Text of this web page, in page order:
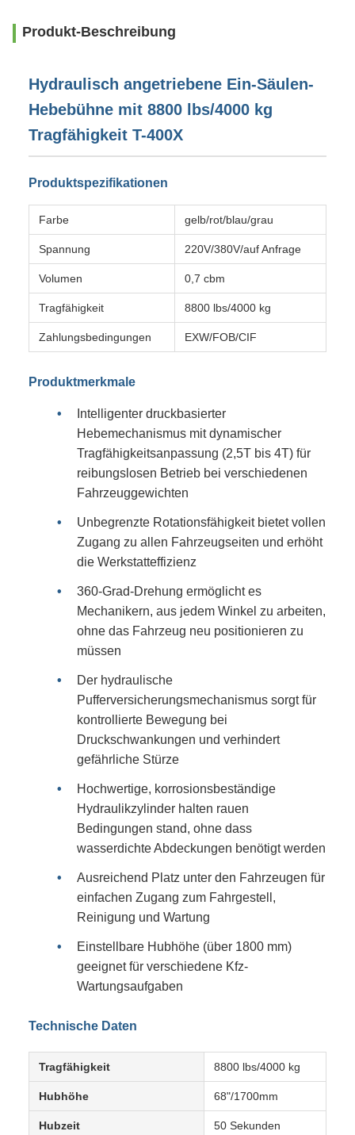
Produkt-Beschreibung
Hydraulisch angetriebene Ein-Säulen-
Hebebühne mit 8800 lbs/4000 kg
Tragfähigkeit T-400X
Produktspezifikationen
Farbe gelb/rot/blau/grau
Spannung 220V/380V/auf Anfrage
Volumen 0,7 cbm
Tragfähigkeit 8800 lbs/4000 kg
Zahlungsbedingungen EXW/FOB/CIF
Produktmerkmale
Intelligenter druckbasierter
Hebemechanismus mit dynamischer
Tragfähigkeitsanpassung (2,5T bis 4T) für
reibungslosen Betrieb bei verschiedenen
Fahrzeuggewichten
Unbegrenzte Rotationsfähigkeit bietet vollen
Zugang zu allen Fahrzeugseiten und erhöht
die Werkstatteffizienz
360-Grad-Drehung ermöglicht es
Mechanikern, aus jedem Winkel zu arbeiten,
ohne das Fahrzeug neu positionieren zu
müssen
Der hydraulische
Pufferversicherungsmechanismus sorgt für
kontrollierte Bewegung bei
Druckschwankungen und verhindert
gefährliche Stürze
Hochwertige, korrosionsbeständige
Hydraulikzylinder halten rauen
Bedingungen stand, ohne dass
wasserdichte Abdeckungen benötigt werden
Ausreichend Platz unter den Fahrzeugen für
einfachen Zugang zum Fahrgestell,
Reinigung und Wartung
Einstellbare Hubhöhe (über 1800 mm)
geeignet für verschiedene Kfz-
Wartungsaufgaben
Technische Daten
Tragfähigkeit 8800 lbs/4000 kg
Hubhöhe 68"/1700mm
Hubzeit 50 Sekunden